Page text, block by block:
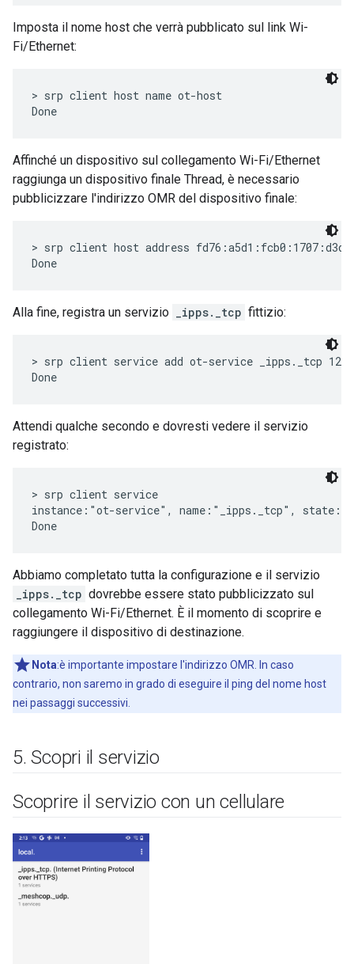
Imposta il nome host che verrà pubblicato sul link Wi-
Fi/Ethernet:
> srp client host name ot-host
Affinché un dispositivo sul collegamento Wi-Fi/Ethernet
raggiunga un dispositivo finale Thread, è necessario
pubblicizzare l'indirizzo OMR del dispositivo finale:
> srp client host address
Alla fine, registra un servizio _ipps._tcp fittizio:
> srp client service add ot-service _ipps._tcp
Attendi qualche secondo e dovresti vedere il servizio
registrato:
> srp client service
instance:"ot-service", name:"_ipps._tcp",
Abbiamo completato tutta la configurazione e il servizio
_ipps._tcp dovrebbe essere stato pubblicizzato sul
collegamento Wi-Fi/Ethernet. È il momento di scoprire e
raggiungere il dispositivo di destinazione.
Nota:è importante impostare l'indirizzo OMR. In caso
contrario, non saremo in grado di eseguire il ping del nome host
nei passaggi successivi.
5. Scopri il servizio
Scoprire il servizio con un cellulare